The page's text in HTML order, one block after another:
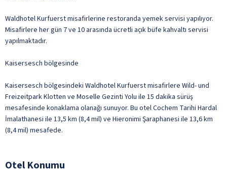
Waldhotel Kurfuerst misafirlerine restoranda yemek servisi yapılıyor.
Misafirlere her gün 7 ve 10 arasında ücretli açık büfe kahvaltı servisi
yapılmaktadır.
Kaisersesch bölgesinde
Kaisersesch bölgesindeki Waldhotel Kurfuerst misafirlere Wild- und
Freizeitpark Klotten ve Moselle Gezinti Yolu ile 15 dakika sürüş
mesafesinde konaklama olanağı sunuyor. Bu otel Cochem Tarihi Hardal
İmalathanesi ile 13,5 km (8,4 mil) ve Hieronimi Şaraphanesi ile 13,6 km
(8,4 mil) mesafede.
Otel Konumu